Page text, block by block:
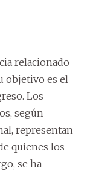
relacionado
objetivo es el
Los
según
representan
quienes los
se ha